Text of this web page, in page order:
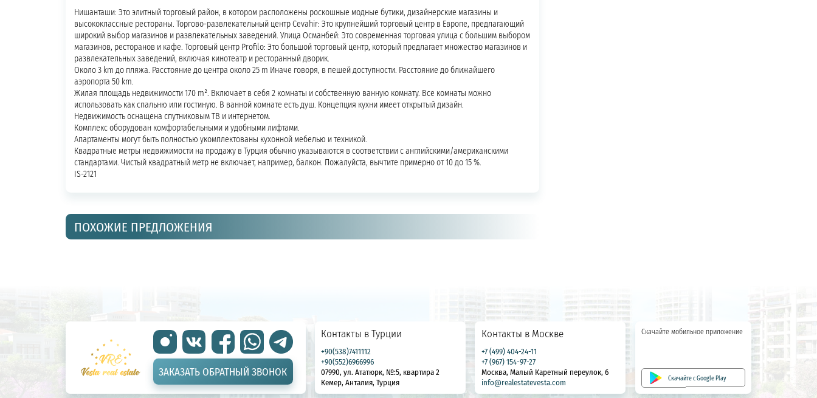
Нишанташи: Это элитный торговый район, в котором расположены роскошные модные бутики, дизайнерские магазины и
высококлассные рестораны. Торгово-развлекательный центр Cevahir: Это крупнейший торговый центр в Европе, предлагающий
широкий выбор магазинов и развлекательных заведений. Улица Османбей: Это современная торговая улица с большим выбором
магазинов, ресторанов и кафе. Торговый центр Profilo: Это большой торговый центр, который предлагает множество магазинов и
развлекательных заведений, включая кинотеатр и ресторанный дворик.
Около 3 km до пляжа. Расстояние до центра около 25 m Иначе говоря, в пешей доступности. Расстояние до ближайшего
аэропорта 50 km.
Жилая площадь недвижимости 170 m². Включает в себя 2 комнаты и собственную ванную комнату. Все комнаты можно
использовать как спальню или гостиную. В ванной комнате есть душ. Концепция кухни имеет открытый дизайн.
Недвижимость оснащена спутниковым ТВ и интернетом.
Комплекс оборудован комфортабельными и удобными лифтами.
Апартаменты могут быть полностью укомплектованы кухонной мебелью и техникой.
Квадратные метры недвижимости на продажу в Турция обычно указываются в соответствии с английскими/американскими
стандартами. Чистый квадратный метр не включает, например, балкон. Пожалуйста, вычтите примерно от 10 до 15 %.
IS-2121
ПОХОЖИЕ ПРЕДЛОЖЕНИЯ
ЗАКАЗАТЬ ОБРАТНЫЙ ЗВОНОК
Контакты в Турции
+90(538)7411112
+90(552)6966996
07990, ул. Ататюрк, №:5, квартира 2
Кемер, Анталия, Турция
Контакты в Москве
+7 (499) 404-24-11
+7 (967) 154-97-27
Москва, Малый Каретный переулок, 6
info@realestatevesta.com
Скачайте мобильное приложение
Скачайте с Google Play